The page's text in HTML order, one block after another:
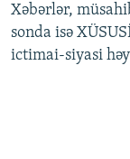
AZADLIQRADIOSU
BIZIMLƏ ƏLAQƏ
RFE/RL-in
Xəbərlər,
sonda isə
ictimai-siyasi